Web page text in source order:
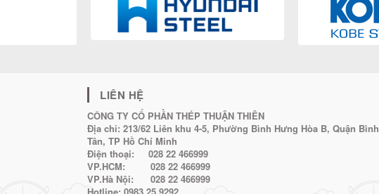
LIÊN HỆ
CÔNG TY CỔ PHẦN THÉP THUẬN THIÊN
Địa chỉ: 213/62 Liên khu 4-5, Phường Bình Hưng Hòa B, Quận Bình
Tân, TP Hồ Chí Minh
Điện thoại:
028 22 466999
VP.HCM:
028 22 466999
VP.Hà Nội:
028 22 466999
Hotline: 0983 25 9292